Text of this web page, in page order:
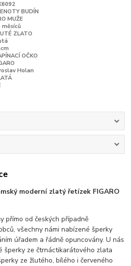
BUDÍN
MUŽE
měsíců
ZLATO
OČKO
Holan
moderní zlatý řetízek FIGARO
přímo od českých případně
všechny námi nabízené šperky
úřadem a řádně opuncovány. U nás
šperky ze čtrnáctikarátového zlata
ze žlutého, bílého i červeného